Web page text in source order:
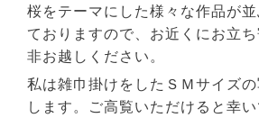
桜をテーマにした様々な作品が
ておりますので、お近くにお立
非お越しください。
私は雑巾掛けをしたＳＭサイズ
します。ご高覧いただけると幸い